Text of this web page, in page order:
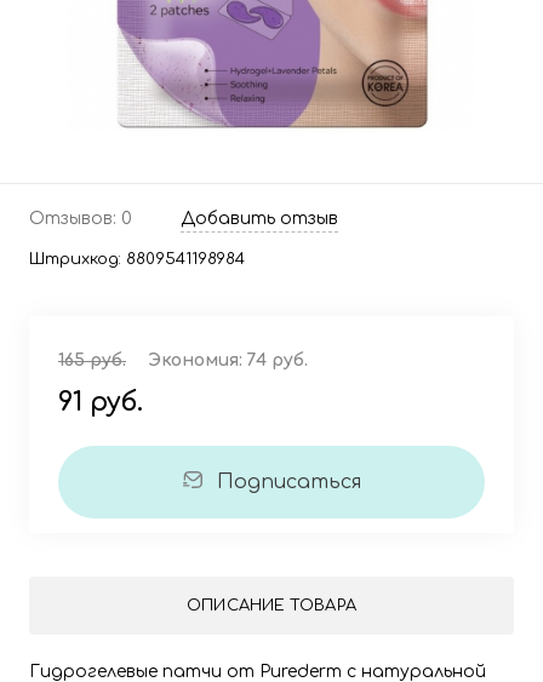
Отзывов: 0 Добавить отзыв
Штрихкод: 8809541198984
165 руб. Экономия: 74 руб.
91 руб.
Подписаться
ОПИСАНИЕ ТОВАРА
Гидрогелевые патчи от Purederm с натуральной